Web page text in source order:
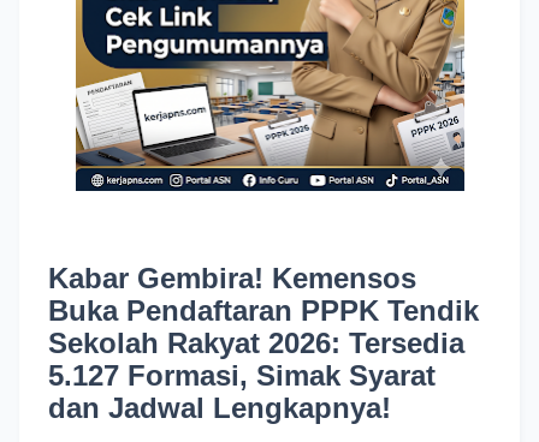
Kabar Gembira! Kemensos
Buka Pendaftaran PPPK Tendik
Sekolah Rakyat 2026: Tersedia
5.127 Formasi, Simak Syarat
dan Jadwal Lengkapnya!